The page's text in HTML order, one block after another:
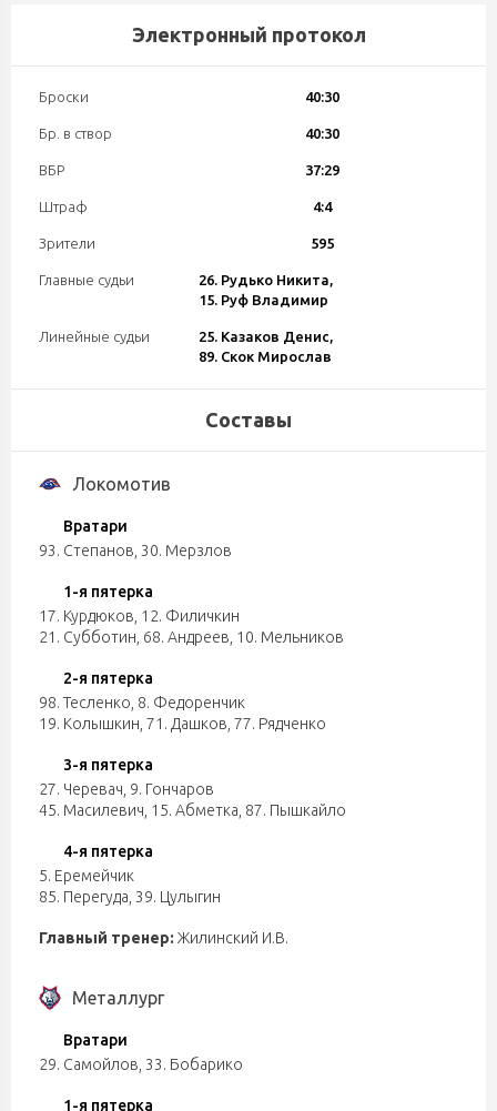
Электронный протокол
Броски 40:30
Бр. в створ 40:30
ВБР 37:29
Штраф 4:4
Зрители 595
Главные судьи
26. Рудько Никита,
15. Руф Владимир
Линейные судьи
25. Казаков Денис,
89. Скок Мирослав
Составы
Локомотив
Вратари
93. Степанов 30. Мерзлов
1-я пятерка
17. Курдюков 12. Филичкин
21. Субботин 68. Андреев 10. Мельников
2-я пятерка
98. Тесленко 8. Федоренчик
19. Колышкин 71. Дашков 77. Рядченко
3-я пятерка
27. Черевач 9. Гончаров
45. Масилевич 15. Абметка 87. Пышкайло
4-я пятерка
5. Еремейчик
85. Перегуда 39. Цулыгин
Главный тренер: Жилинский И.В.
Металлург
Вратари
29. Самойлов 33. Бобарико
1-я пятерка